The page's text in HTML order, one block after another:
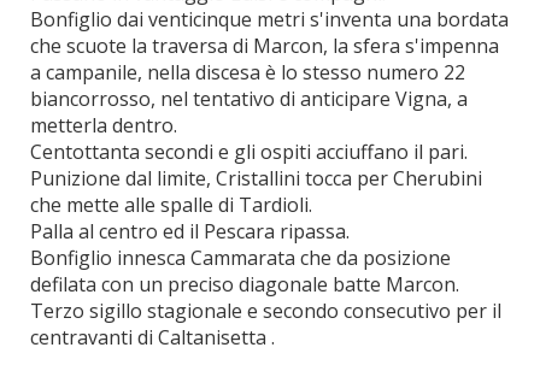
Bonfiglio dai venticinque metri s'inventa una bordata
che scuote la traversa di Marcon, la sfera s'impenna
a campanile, nella discesa è lo stesso numero 22
biancorrosso, nel tentativo di anticipare Vigna, a
metterla dentro.
Centottanta secondi e gli ospiti acciuffano il pari.
Punizione dal limite, Cristallini tocca per Cherubini
che mette alle spalle di Tardioli.
Palla al centro ed il Pescara ripassa.
Bonfiglio innesca Cammarata che da posizione
defilata con un preciso diagonale batte Marcon.
Terzo sigillo stagionale e secondo consecutivo per il
centravanti di Caltanisetta .